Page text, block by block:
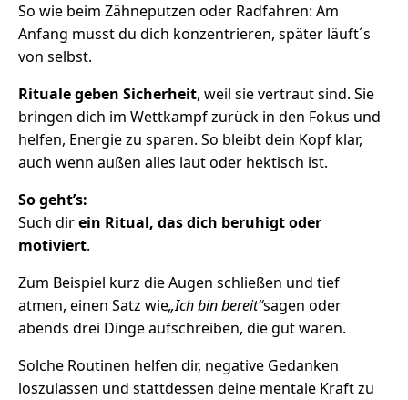
So wie beim Zähneputzen oder Radfahren: Am
Anfang musst du dich konzentrieren, später läuft´s
von selbst.
Rituale geben Sicherheit, weil sie vertraut sind. Sie
bringen dich im Wettkampf zurück in den Fokus und
helfen, Energie zu sparen. So bleibt dein Kopf klar,
auch wenn außen alles laut oder hektisch ist.
So geht’s:
Such direin Ritual, das dich beruhigt oder
motiviert.
Zum Beispiel kurz die Augen schließen und tief
atmen, einen Satz wie„Ich bin bereit“sagen oder
abends drei Dinge aufschreiben, die gut waren.
Solche Routinen helfen dir, negative Gedanken
loszulassen und stattdessen deine mentale Kraft zu